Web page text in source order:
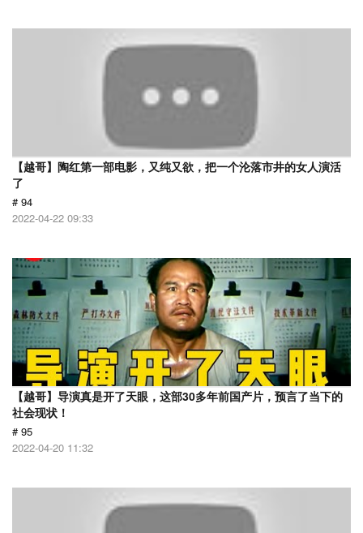
【越哥】陶红第一部电影，又纯又欲，把一个沦落市井的女人演活
了
# 94
2022-04-22 09:33
【越哥】导演真是开了天眼，这部30多年前国产片，预言了当下的
社会现状！
# 95
2022-04-20 11:32